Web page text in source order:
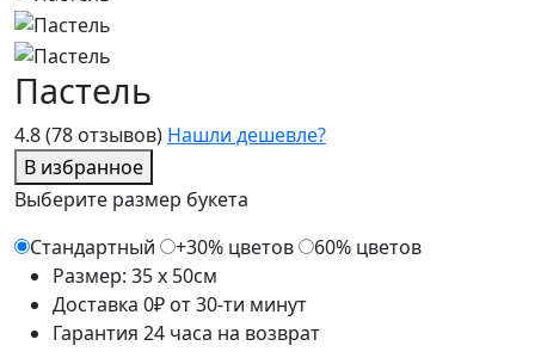
4.8(78 отзывов) Нашли дешевле?
В избранное
Пастель
Выберите размер букета
Стандартный
+30% цветов
60% цветов
Размер: 35 x 50см
Доставка 0₽ от 30-ти минут
Гарантия 24 часа на возврат